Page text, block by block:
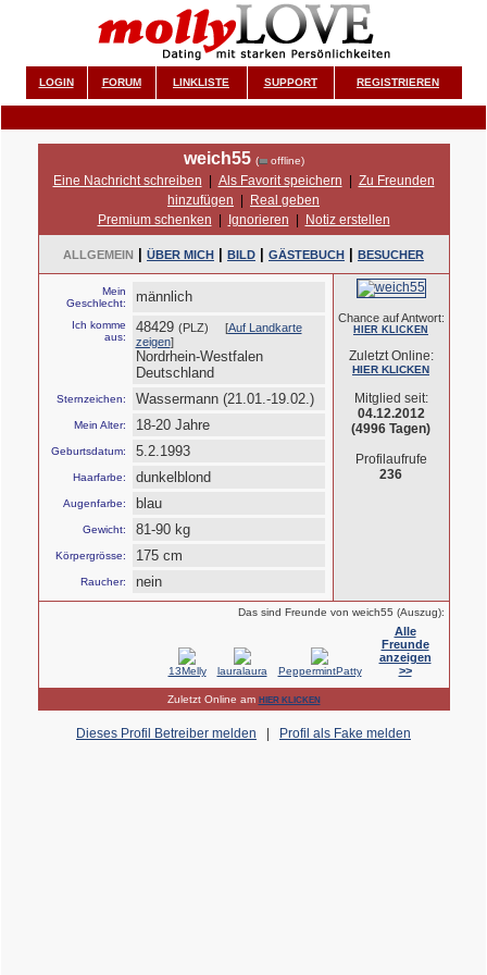
LOGIN FORUM LINKLISTE SUPPORT REGISTRIEREN
weich55 ( offline)
Eine Nachricht schreiben Als Favorit speichern
Zu Freunden
hinzufügen
Real geben
Premium schenken
Ignorieren Notiz erstellen
ALLGEMEIN ÜBER MICH BILD GÄSTEBUCH BESUCHER
Mein
Geschlecht:
männlich
Ich komme
aus:
48429 (PLZ) [Auf Landkarte
zeigen]
Nordrhein-Westfalen
Deutschland
Sternzeichen: Wassermann (21.01.-19.02.)
Mein Alter: 18-20 Jahre
Geburtsdatum: 5.2.1993
Haarfarbe: dunkelblond
Augenfarbe: blau
Gewicht: 81-90 kg
Körpergrösse: 175 cm
Raucher: nein
Chance auf Antwort:
HIER KLICKEN
Zuletzt Online:
HIER KLICKEN
Mitglied seit:
04.12.2012
(4996 Tagen)
Profilaufrufe
236
Das sind Freunde von weich55 (Auszug):
13Melly lauralaura PeppermintPatty
Alle
Freunde
anzeigen
>>
Zuletzt Online am HIER KLICKEN
Dieses Profil Betreiber melden Profil als Fake melden